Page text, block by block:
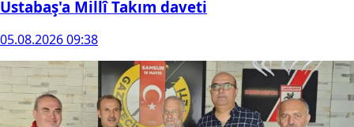
Ustabaş'a Millî Takım daveti
05.08.2026 09:38